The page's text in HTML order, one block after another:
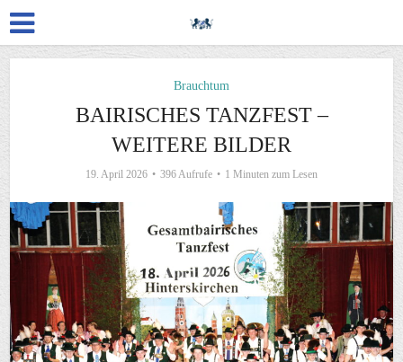
Brauchtum
BAIRISCHES TANZFEST –
WEITERE BILDER
19. April 2026 396 Aufrufe 1 Minuten zum Lesen